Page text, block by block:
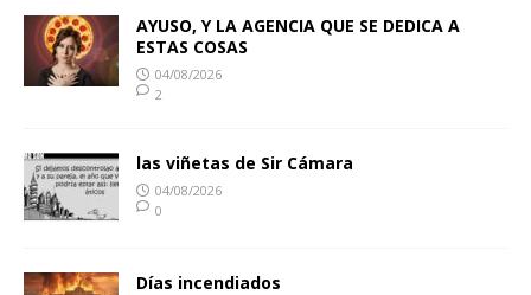
AYUSO, Y LA AGENCIA QUE SE DEDICA A
ESTAS COSAS
04/08/2026
2
las viñetas de Sir Cámara
04/08/2026
0
Días incendiados